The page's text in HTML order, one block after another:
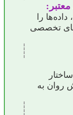
را
تخصصی
روان به